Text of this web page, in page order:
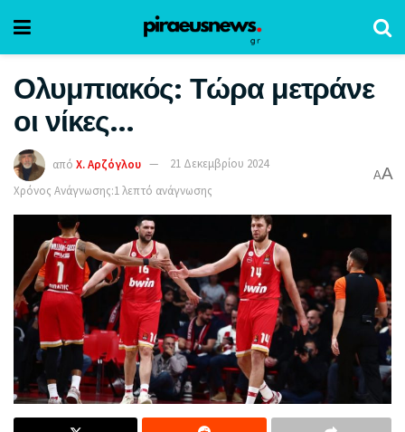
Ολυμπιακός: Τώρα μετράνε
οι νίκες…
από Χ. Αρζόγλου
21 Δεκεμβρίου 2024
Χρόνος Ανάγνωσης:1 λεπτό ανάγνωσης
AA